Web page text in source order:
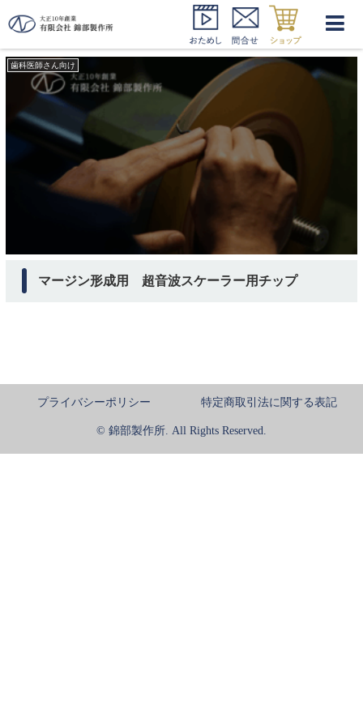
ＦＬＴ 超音波チップ
歯科医師さん向け
マージン形成用 超音波スケーラー用チップ
プライバシーポリシー 特定商取引法に関する表記
© 錦部製作所. All Rights Reserved.